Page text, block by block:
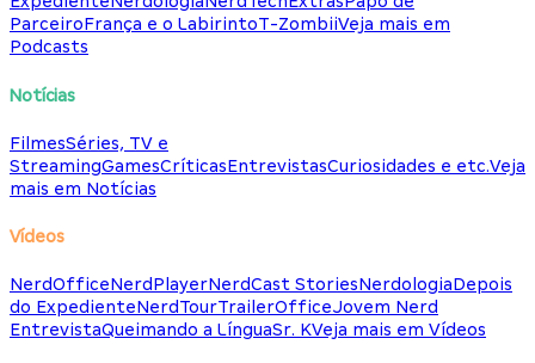
ParceiroFrança e o LabirintoT-ZombiiVeja mais em
Podcasts
Notícias
FilmesSéries, TV e
StreamingGamesCríticasEntrevistasCuriosidades e etc.Veja
mais em Notícias
Vídeos
NerdOfficeNerdPlayerNerdCast StoriesNerdologiaDepois
do ExpedienteNerdTourTrailerOfficeJovem Nerd
EntrevistaQueimando a LínguaSr. KVeja mais em Vídeos